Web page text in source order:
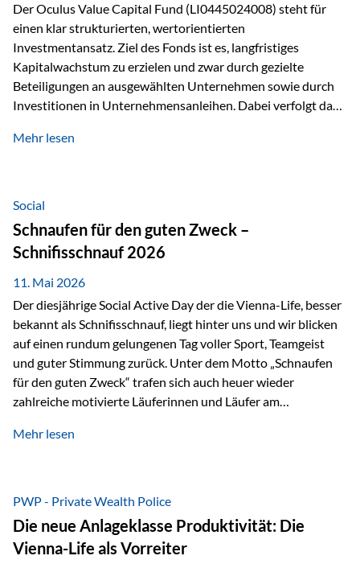
Der Oculus Value Capital Fund (LI0445024008) steht für
einen klar strukturierten, wertorientierten
Investmentansatz. Ziel des Fonds ist es, langfristiges
Kapitalwachstum zu erzielen und zwar durch gezielte
Beteiligungen an ausgewählten Unternehmen sowie durch
Investitionen in Unternehmensanleihen. Dabei verfolgt das
Marktbewegungen stehen im Fokus, sondern die
innerhalb der Private Wealth Police der Vienna-Life steht
der Oculus Value Capital Fund für einen langfristig
orientierten Value-Investing-Ansatz mit Fokus auf
fundamentale Unternehmensanalyse und nachhaltige
Wertentwicklung. Der Investmentansatz: Value Investing
mit Weitblick Im Zentrum steht ein…
Mehr lesen
Social
Schnaufen für den guten Zweck –
Schnifisschnauf 2026
11. Mai 2026
Der diesjährige Social Active Day der die Vienna-Life, besser
bekannt als Schnifisschnauf, liegt hinter uns und wir blicken
auf einen rundum gelungenen Tag voller Sport, Teamgeist
und guter Stimmung zurück. Unter dem Motto „Schnaufen
für den guten Zweck“ trafen sich auch heuer wieder
zahlreiche motivierte Läuferinnen und Läufer am
Höchstleistungen für einen guten Zweck zu erbringen. Mit
Mäder gesammelt werden konnten. Die anspruchsvolle
Strecke mit rund 4,8 Kilometern und 680 Höhenmetern
stellte die Teilnehmerinnen und Teilnehmer vor eine
sportliche Herausforderung. Doch…
Mehr lesen
PWP - Private Wealth Police
Die neue Anlageklasse Produktivität: Die
Vienna-Life als Vorreiter